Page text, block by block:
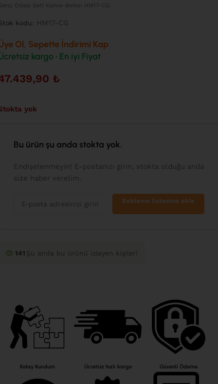
Odası Seti Kahve-Beton HM17-CG
kodu: HM17-CG
Ol, Sepette İndirimi Kap
kargo • En iyi Fiyat
₺
yok
Bu ürün şu anda stokta yok.
Endişelenmeyin! E-postanızı girin, stokta olduğu anda
size haber verelim.
Bekleme listesine ekle
141 Şu anda bu ürünü izleyen kişiler!
Kolay Kurulum Ücretsiz hızlı kargo Güvenli Ödeme